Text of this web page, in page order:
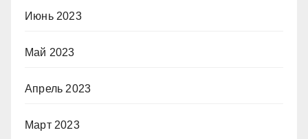
Июнь 2023
Май 2023
Апрель 2023
Март 2023